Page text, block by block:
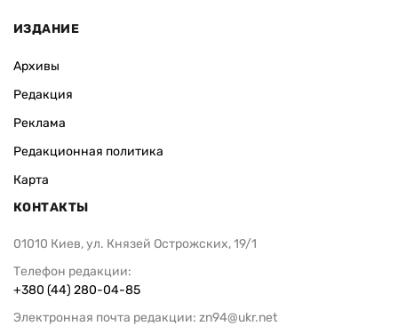
ИЗДАНИЕ
Архивы
Редакция
Реклама
Редакционная политика
Карта
КОНТАКТЫ
01010 Киев, ул. Князей Острожских, 19/1
Телефон редакции:
+380 (44) 280-04-85
Электронная почта редакции: zn94@ukr.net